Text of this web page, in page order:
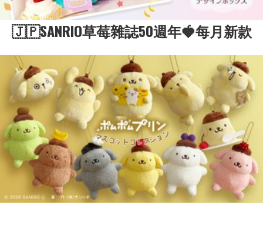
🇯🇵SANRIO草莓雜誌50週年🍓每月新款